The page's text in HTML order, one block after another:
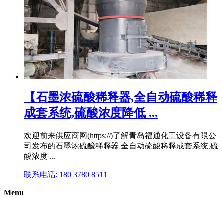
【石墨浓硫酸稀释器,全自动硫酸稀释
成套系统,硫酸浓度降低 ...
欢迎前来供应商网(https://)了解青岛福通化工设备有限公
司发布的石墨浓硫酸稀释器,全自动硫酸稀释成套系统,硫
酸浓度 ...
联系电话: 180 3780 8511
Menu